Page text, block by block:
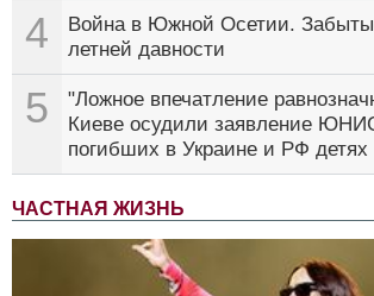
4
Война в Южной Осетии.
летней давности
5
"Ложное впечатление
Киеве осудили заявление
погибших в Украине и РФ детях
ЧАСТНАЯ ЖИЗНЬ